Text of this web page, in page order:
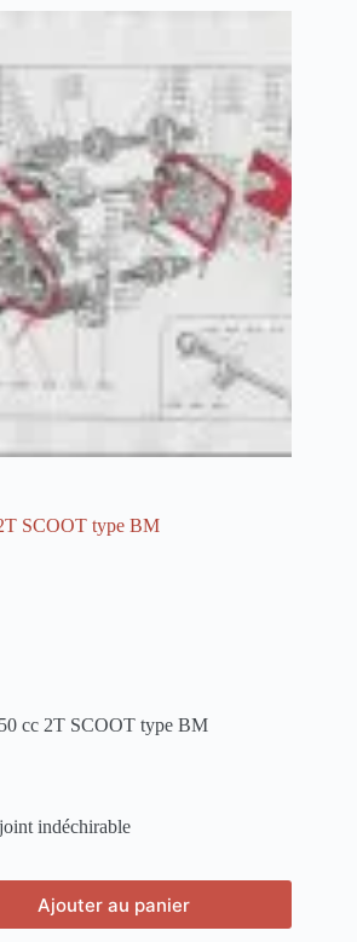
SCOOT type BM
cc 2T SCOOT type BM
indéchirable
Ajouter au panier